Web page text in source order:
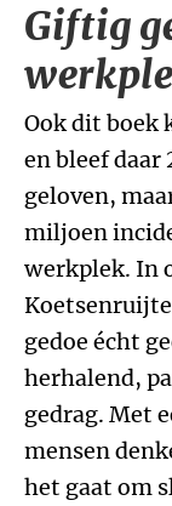
Giftig
Ook dit boek
en bleef daar
geloven,
miljoen
werkplek. In
gedoe écht
herhalend,
gedrag. Met
mensen
het gaat om